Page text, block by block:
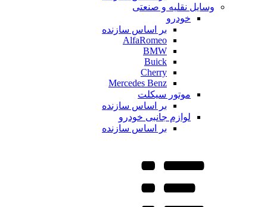
وسایل نقلیه و صنعتی
خودرو
بر اساس سازنده
AlfaRomeo
BMW
Buick
Cherry
Mercedes Benz
موتور سیکلت
بر اساس سازنده
لوازم جانبی خودرو
بر اساس سازنده